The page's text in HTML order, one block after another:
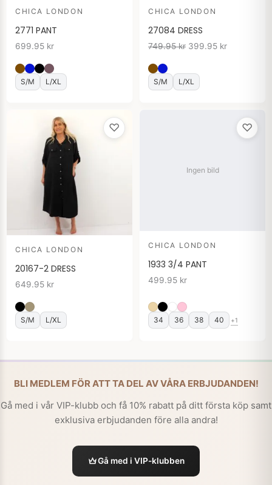
CHICA LONDON
2771 PANT
699.95 kr
S/M L/XL
CHICA LONDON
27084 DRESS
749.95kr 399.95 kr
S/M L/XL
♡
CHICA LONDON
20167-2 DRESS
649.95 kr
S/M L/XL
♡
Ingen bild
CHICA LONDON
1933 3/4 PANT
499.95 kr
34 36 38 40 +1
BLI MEDLEM FÖR ATT TA DEL AV VÅRA ERBJUDANDEN!
Gå med i vår VIP-klubb och få 10% rabatt på ditt första köp samt
exklusiva erbjudanden före alla andra!
Gå med i VIP-klubben